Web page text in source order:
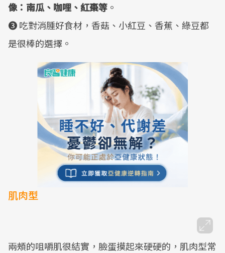
像：南瓜、咖哩、紅棗等 。
❸ 吃對消腫好食材，香菇、小紅豆、香蕉、綠豆都
是很棒的選擇。
肌肉型
兩頰的咀嚼肌很結實，臉蛋摸起來硬硬的，肌肉型常